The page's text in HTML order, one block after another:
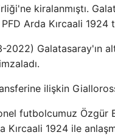
kiralanmıştı.
Arda Kırcaali
2022) Galatasaray'ın
ilişkin
futbolcumuz Özgür
Kırcaali 1924 ile